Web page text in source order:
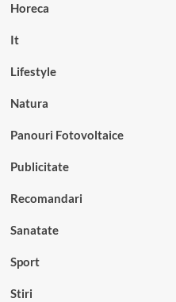
Horeca
It
Lifestyle
Natura
Panouri Fotovoltaice
Publicitate
Recomandari
Sanatate
Sport
Stiri